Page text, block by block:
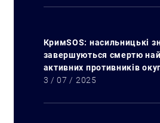
КримSOS: насильницькі
завершуються смертю
активних противників
3 / 07 / 2025